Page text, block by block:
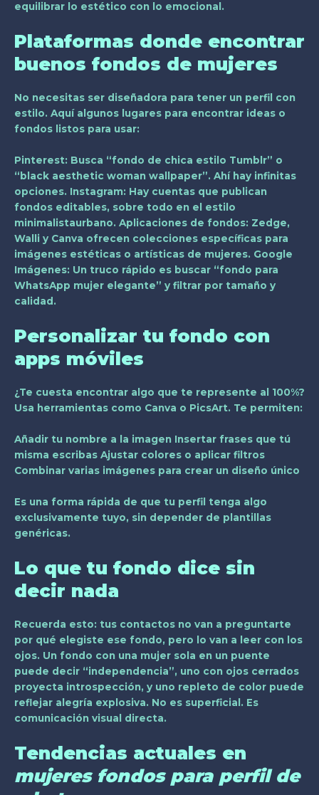
equilibrar lo estético con lo emocional.
Plataformas donde encontrar
buenos fondos de mujeres
No necesitas ser diseñadora para tener un perfil con
estilo. Aquí algunos lugares para encontrar ideas o
fondos listos para usar:
Pinterest: Busca “fondo de chica estilo Tumblr” o
“black aesthetic woman wallpaper”. Ahí hay infinitas
opciones. Instagram: Hay cuentas que publican
fondos editables, sobre todo en el estilo
minimalistaurbano. Aplicaciones de fondos: Zedge,
Walli y Canva ofrecen colecciones específicas para
imágenes estéticas o artísticas de mujeres. Google
Imágenes: Un truco rápido es buscar “fondo para
WhatsApp mujer elegante” y filtrar por tamaño y
calidad.
Personalizar tu fondo con
apps móviles
¿Te cuesta encontrar algo que te represente al 100%?
Usa herramientas como Canva o PicsArt. Te permiten:
Añadir tu nombre a la imagen Insertar frases que tú
misma escribas Ajustar colores o aplicar filtros
Combinar varias imágenes para crear un diseño único
Es una forma rápida de que tu perfil tenga algo
exclusivamente tuyo, sin depender de plantillas
genéricas.
Lo que tu fondo dice sin
decir nada
Recuerda esto: tus contactos no van a preguntarte
por qué elegiste ese fondo, pero lo van a leer con los
ojos. Un fondo con una mujer sola en un puente
puede decir “independencia”, uno con ojos cerrados
proyecta introspección, y uno repleto de color puede
reflejar alegría explosiva. No es superficial. Es
comunicación visual directa.
Tendencias actuales en
mujeres fondos para perfil de